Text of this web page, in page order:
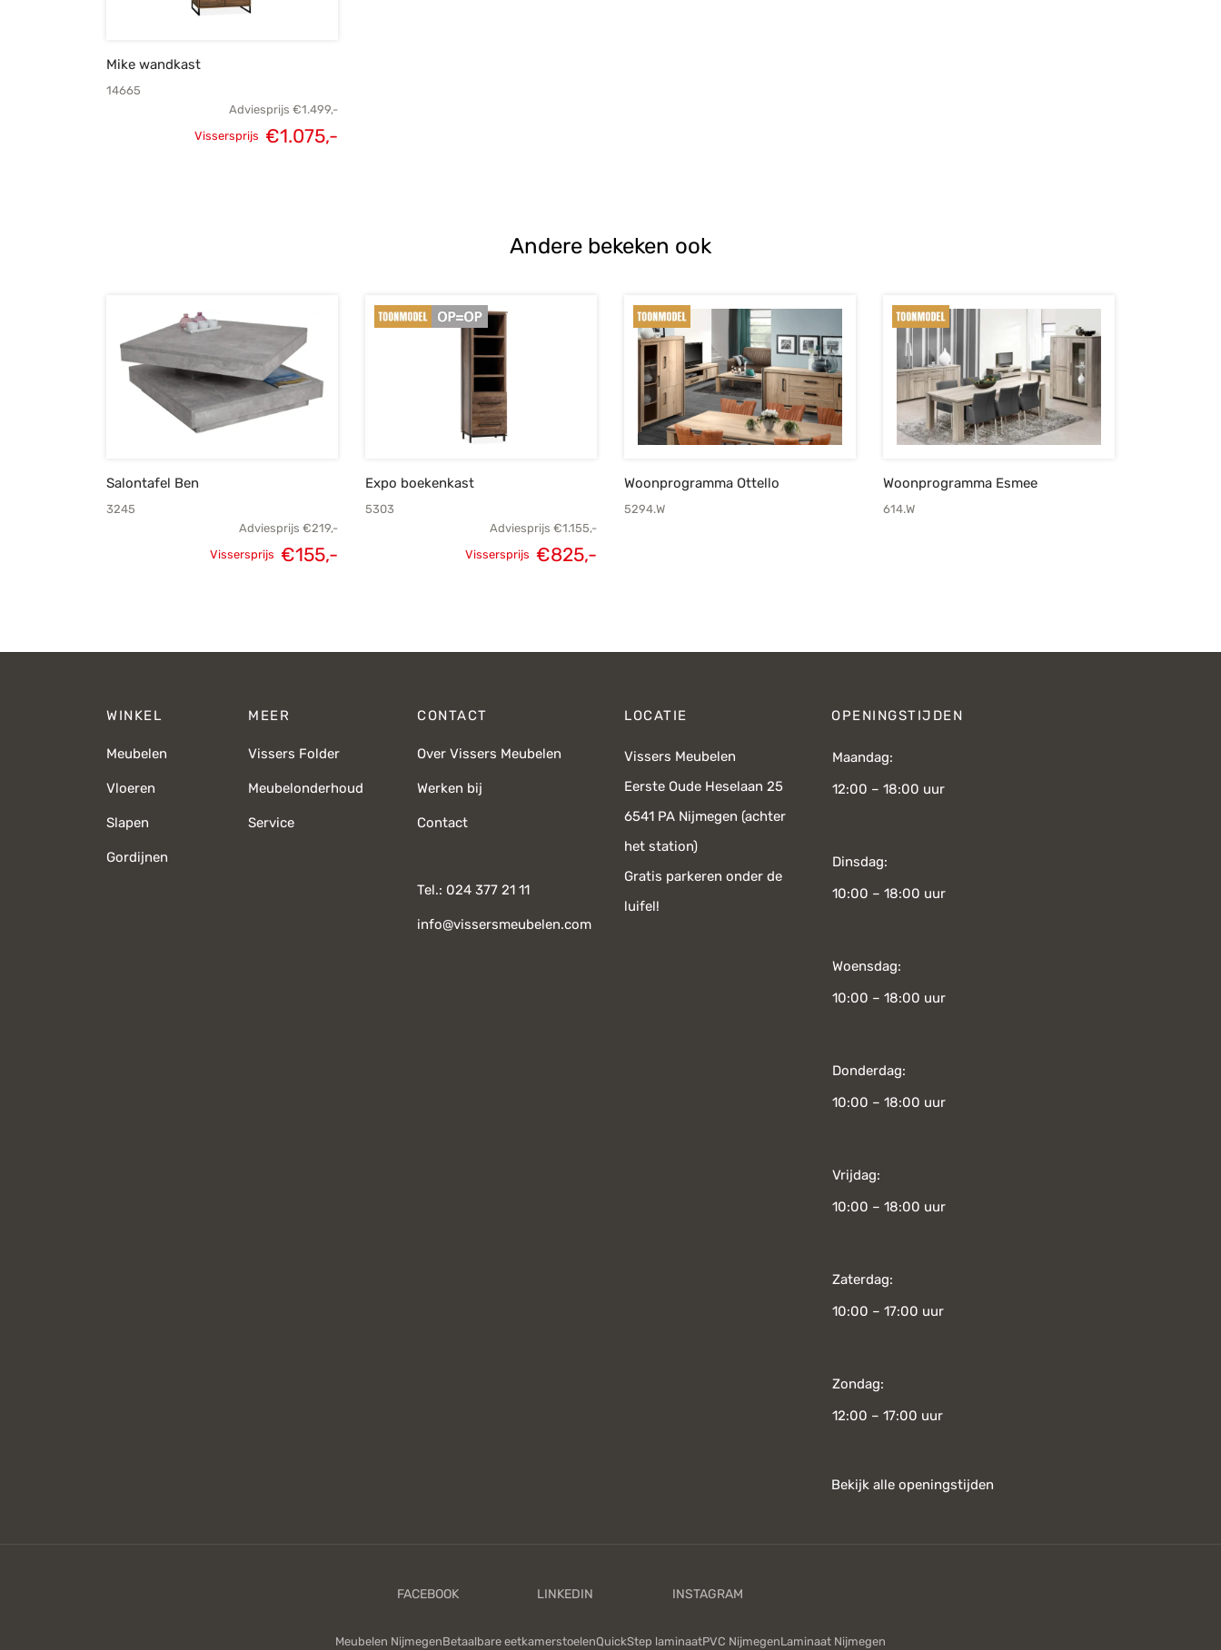
Mike wandkast
14665
Adviesprijs €1.499,-
Vissersprijs €1.075,-
Andere bekeken ook
Salontafel Ben
3245
Adviesprijs €219,-
Vissersprijs €155,-
Expo boekenkast
5303
Adviesprijs €1.155,-
Vissersprijs €825,-
Woonprogramma Ottello
5294.W
Woonprogramma Esmee
614.W
WINKEL
Meubelen
Vloeren
Slapen
Gordijnen
MEER
Vissers Folder
Meubelonderhoud
Service
CONTACT
Over Vissers Meubelen
Werken bij
Contact
Tel.: 024 377 21 11
info@vissersmeubelen.com
LOCATIE
Vissers Meubelen
Eerste Oude Heselaan 25
6541 PA Nijmegen (achter
het station)
Gratis parkeren onder de
luifel!
OPENINGSTIJDEN
Maandag:
12:00 – 18:00 uur
Dinsdag:
10:00 – 18:00 uur
Woensdag:
10:00 – 18:00 uur
Donderdag:
10:00 – 18:00 uur
Vrijdag:
10:00 – 18:00 uur
Zaterdag:
10:00 – 17:00 uur
Zondag:
12:00 – 17:00 uur
Bekijk alle openingstijden
Meubelen NijmegenBetaalbare eetkamerstoelenQuickStep laminaatPVC NijmegenLaminaat Nijmegen